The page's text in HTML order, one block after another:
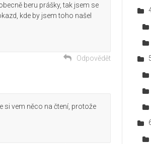
beru prášky, tak jsem se
kde by jsem toho našel
Odpovědět
si vem něco na čtení, protože